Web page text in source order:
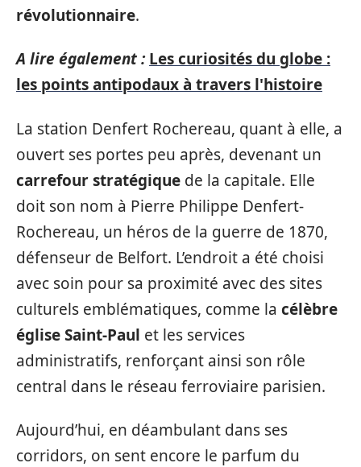
révolutionnaire.
A lire également : Les curiosités du globe :
les points antipodaux à travers l'histoire
La station Denfert Rochereau, quant à elle, a
ouvert ses portes peu après, devenant un
carrefour stratégique de la capitale. Elle
doit son nom à Pierre Philippe Denfert-
Rochereau, un héros de la guerre de 1870,
défenseur de Belfort. L’endroit a été choisi
avec soin pour sa proximité avec des sites
culturels emblématiques, comme la célèbre
église Saint-Paul et les services
administratifs, renforçant ainsi son rôle
central dans le réseau ferroviaire parisien.
Aujourd’hui, en déambulant dans ses
corridors, on sent encore le parfum du